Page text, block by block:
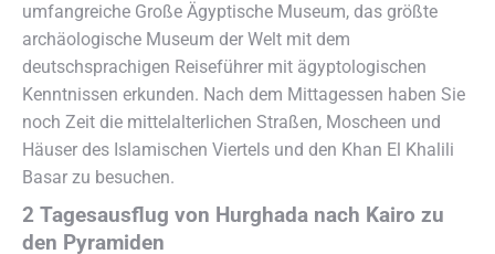
umfangreiche Große Ägyptische Museum, das größte
archäologische Museum der Welt mit dem
deutschsprachigen Reiseführer mit ägyptologischen
Kenntnissen erkunden. Nach dem Mittagessen haben Sie
noch Zeit die mittelalterlichen Straßen, Moscheen und
Häuser des Islamischen Viertels und den Khan El Khalili
Basar zu besuchen.
2 Tagesausflug von Hurghada nach Kairo zu
den Pyramiden